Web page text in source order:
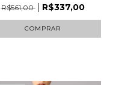
R$561,00
R$337,00
COMPRAR